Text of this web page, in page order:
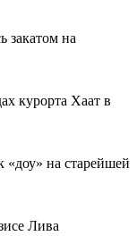
закатом на
курорта Хаат в
«доу» на старейшей
Лива